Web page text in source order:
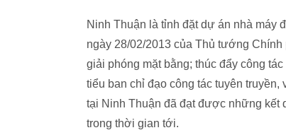
Ninh Thuận là tỉnh đặt dự án nhà máy
ngày 28/02/2013 của Thủ tướng
giải phóng mặt bằng; thúc đẩy công
tiểu ban chỉ đạo công tác tuyên truyền,
tại Ninh Thuận đã đạt được những kết
trong thời gian tới.